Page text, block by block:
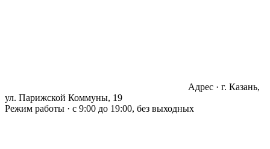
Адрес · г. Казань,
ул. Парижской Коммуны, 19
Режим работы · с 9:00 до 19:00, без выходных